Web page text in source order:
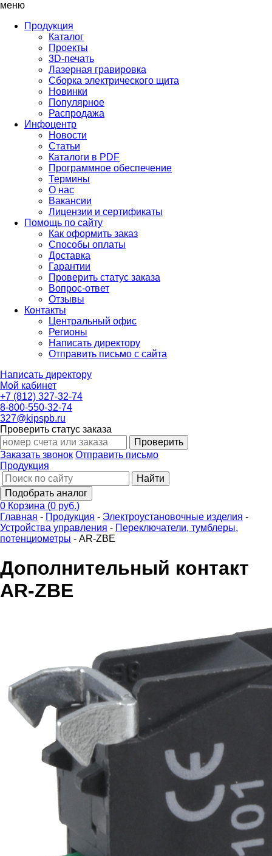
меню
Продукция
Каталог
Проекты
3D-печать
Лазерная гравировка
Сборка электрического щита
Новинки
Популярное
Распродажа
Инфоцентр
Новости
Статьи
Каталоги в PDF
Программное обеспечение
Термины
О нас
Вакансии
Лицензии и сертификаты
Помощь по сайту
Как оформить заказ
Способы оплаты
Доставка
Гарантии
Проверить статус заказа
Вопрос-ответ
Отзывы
Контакты
Центральный офис
Регионы
Написать директору
Отправить письмо с сайта
Написать директору
Мой кабинет
+7 (812) 327-32-74
8-800-550-32-74
327@kipspb.ru
Проверить статус заказа
Проверить
Заказать звонок Отправить письмо
Продукция
Найти
Подобрать аналог
0 Корзина (0 руб.)
Главная - Продукция - Электроустановочные изделия -
Устройства управления - Переключатели, тумблеры,
потенциометры - AR-ZBE
Дополнительный контакт
AR-ZBE